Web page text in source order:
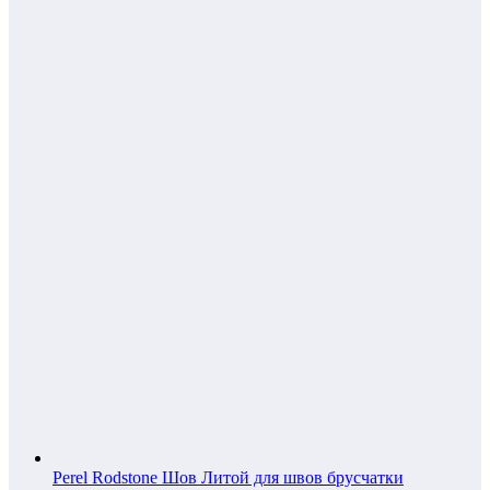
Perel Rodstone Шов Литой для швов брусчатки